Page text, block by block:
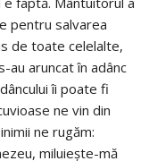
pentru salvarea
de toate celelalte,
au aruncat în adânc
îi poate fi
ne vin din
ne rugăm:
miluieşte-mă